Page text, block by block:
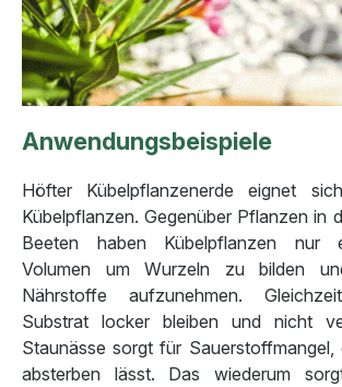
Anwendungsbeispiele
Höfter Kübelpflanzenerde eignet
Kübelpflanzen. Gegenüber Pflanzen in
Beeten haben Kübelpflanzen nur
Volumen um Wurzeln zu bilden
Nährstoffe aufzunehmen.
Substrat locker bleiben und nicht
Staunässe sorgt für Sauerstoffmangel,
absterben lässt. Das wiederum